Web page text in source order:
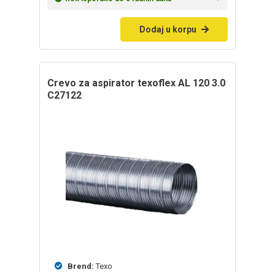
Dodaj u korpu
Crevo za aspirator texoflex AL 120 3.0
C27122
Brend: Texo